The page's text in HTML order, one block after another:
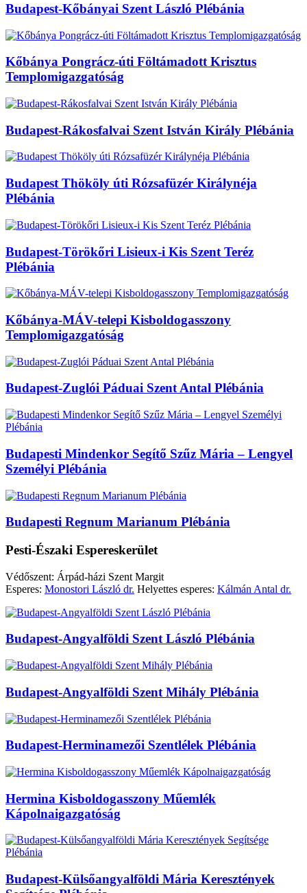
Budapest-Kőbányai Szent László Plébánia
Kőbánya Pongrácz-úti Föltámadott Krisztus
Templomigazgatóság
Budapest-Rákosfalvai Szent István Király Plébánia
Budapest Thököly úti Rózsafüzér Királynéja
Plébánia
Budapest-Törökőri Lisieux-i Kis Szent Teréz
Plébánia
Kőbánya-MÁV-telepi Kisboldogasszony
Templomigazgatóság
Budapest-Zuglói Páduai Szent Antal Plébánia
Budapesti Mindenkor Segítő Szűz Mária – Lengyel
Személyi Plébánia
Budapesti Regnum Marianum Plébánia
Pesti-Északi Espereskerület
Védőszent: Árpád-házi Szent Margit
Esperes: Monostori László dr. Helyettes esperes: Kálmán Antal dr.
Budapest-Angyalföldi Szent László Plébánia
Budapest-Angyalföldi Szent Mihály Plébánia
Budapest-Herminamezői Szentlélek Plébánia
Hermina Kisboldogasszony Műemlék
Kápolnaigazgatóság
Budapest-Külsőangyalföldi Mária Keresztények